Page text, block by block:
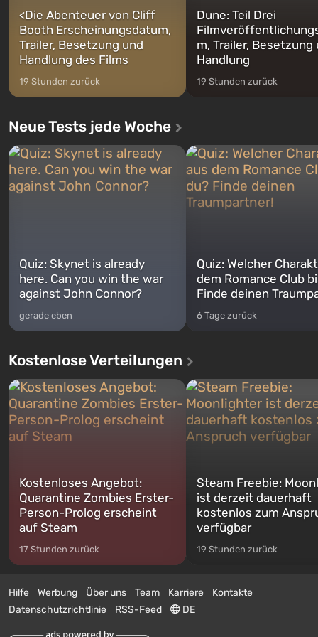
<Die Abenteuer von Cliff
Booth Erscheinungsdatum,
Trailer, Besetzung und
Handlung des Films
19 Stunden zurück
Dune: Teil Drei
m, Trailer, Besetzung
Handlung
19 Stunden zurück
Neue Tests jede Woche
Quiz: Skynet is already
here. Can you win the war
against John Connor?
gerade eben
Quiz: Welcher
dem Romance Club
Finde deinen
6 Tage zurück
Kostenlose Verteilungen
Kostenloses Angebot:
Quarantine Zombies Erster-
Person-Prolog erscheint
auf Steam
17 Stunden zurück
Steam Freebie:
ist derzeit dauerhaft
kostenlos zum
verfügbar
19 Stunden zurück
Hilfe Werbung Über uns Team Karriere
Kontakte
Datenschutzrichtlinie
RSS-Feed DE